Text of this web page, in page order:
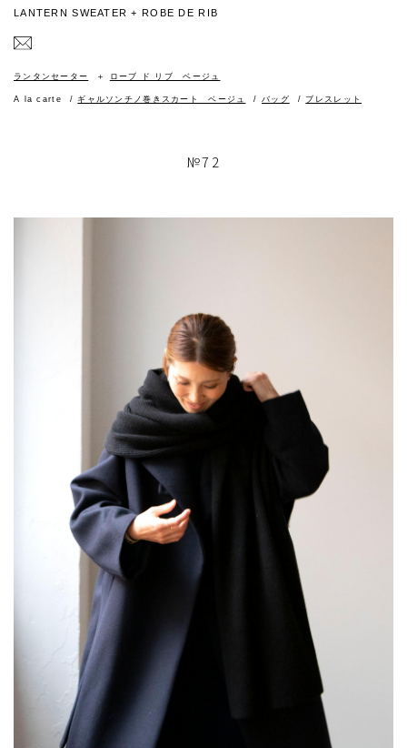
LANTERN SWEATER + ROBE DE RIB
ランタンセーター ローブ ド リブ ベージュ
A la carte ギャルソンチノ巻きスカート ベージュ バッグ ブレスレット
№72